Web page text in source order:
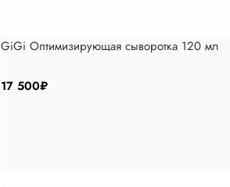
GiGi Оптимизирующая сыворотка 120 мл
17 500₽